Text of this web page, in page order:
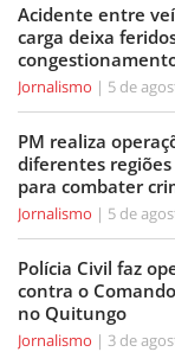
Acidente entre
carga deixa
Jornalismo 5 de
PM realiza
diferentes regiões
para combater
Jornalismo 5 de
Polícia Civil faz
contra o
no Quitungo
Jornalismo 3 de